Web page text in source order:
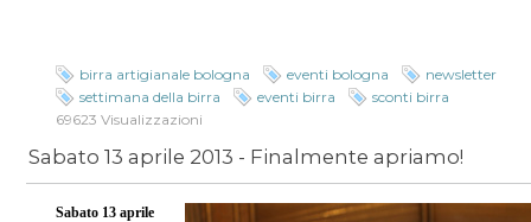
birra artigianale bologna eventi bologna
newsletter
settimana della birra
eventi birra
sconti birra
69623 Visualizzazioni
Sabato 13 aprile 2013 - Finalmente apriamo!
Sabato 13 aprile